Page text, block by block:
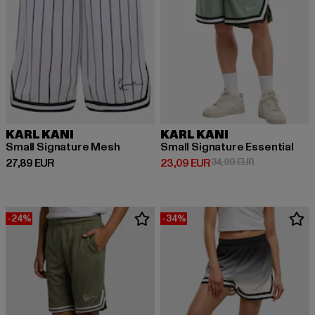
KARL KANI
Small Signature Mesh
27,89 EUR
Derzeitiger Preis: 27,89 EUR
KARL KANI
Small Signature Essential
23,09 EUR
Derzeitiger Preis: 23,09 EUR
34,99 EURAktionspreis:
-24% -34%